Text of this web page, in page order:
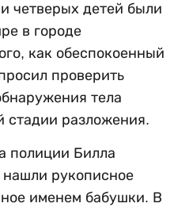
четверых детей были
в городе
как обеспокоенный
проверить
тела
стадии разложения.
полиции Билла
нашли рукописное
именем бабушки. В